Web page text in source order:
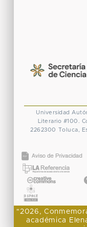
Universidad
Literario #100.
2262300 Toluca,
"2026,
académica